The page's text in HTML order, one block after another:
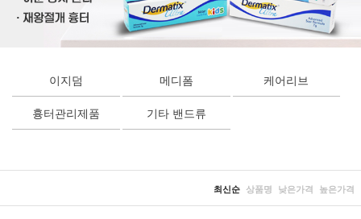
이지덤 메디폼 케어리브
흉터관리제품 기타 밴드류
최신순 상품명 낮은가격 높은가격